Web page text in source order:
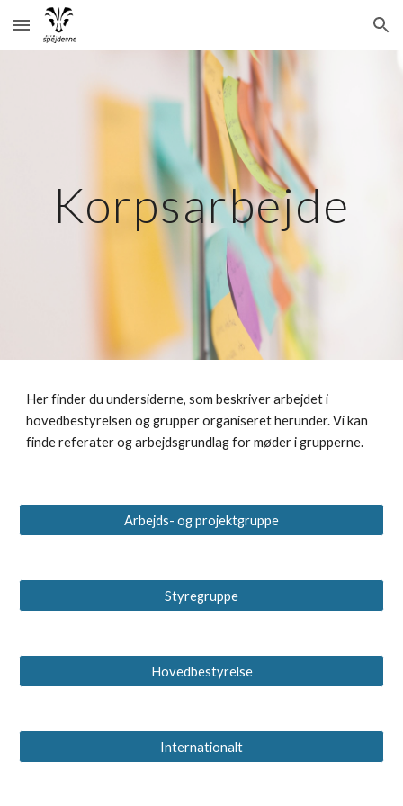
Skip to main content Skip to navigation
Korpsarbejde
Her finder du undersiderne, som beskriver arbejdet i
hovedbestyrelsen og grupper organiseret herunder. Vi kan
finde referater og arbejdsgrundlag for møder i grupperne.
Arbejds- og projektgruppe
Styregruppe
Hovedbestyrelse
Internationalt